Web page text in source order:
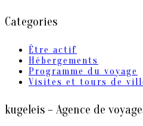
Categories
Être actif
Hébergements
Programme du voyage
Visites et tours de
kugeleis – Agence de